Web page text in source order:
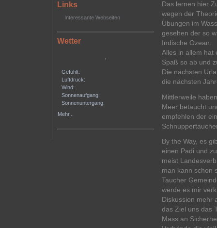
Links
Interessante Webseiten
Wetter
Gefühlt:
Luftdruck:
Wind:
Sonnenaufgang:
Sonnenuntergang:
Mehr...
Das lernen hier
wegen der
Übungen im
gesehen der so
Indische Ozean.
Alles in allem hat
Spaß so ab und
Die nächsten
die nächsten
Mittlerweile
Meer betaucht
empfehlen der
By the Way, es
einen Padi und
meist
man kann schon
Taucher
werde es mir
Diskussion mehr
das Ziel uns das
Mass an